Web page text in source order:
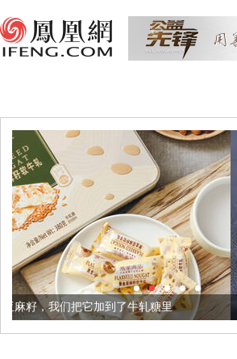
了牛轧糖里 被列入佛家七宝的它